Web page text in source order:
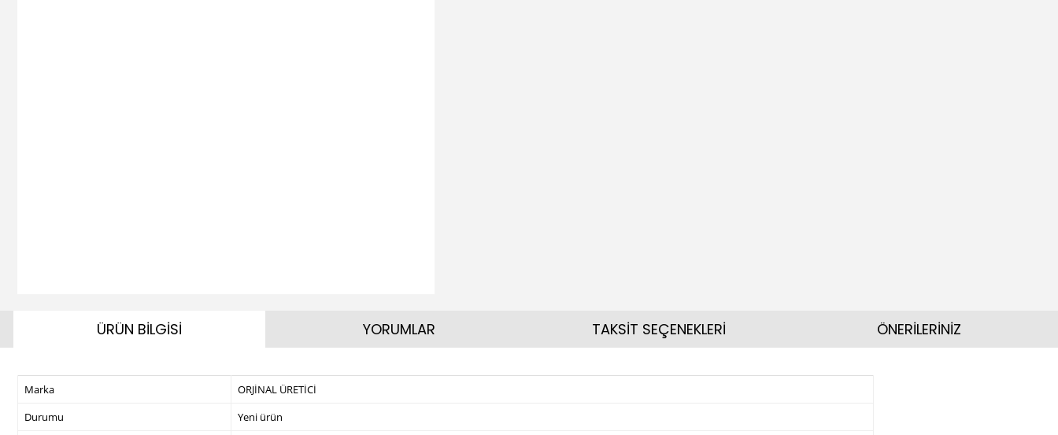
ÜRÜN BİLGİSİ
Marka
ORJİNAL ÜRETİCİ
Durumu
Yeni ürün
YORUMLAR TAKSİT SEÇENEKLERİ ÖNERİLERİNİZ